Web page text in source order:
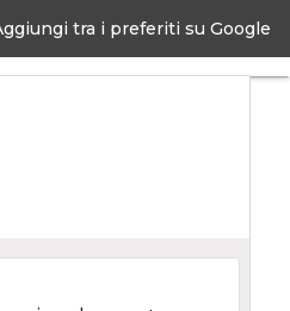
tra i preferiti su Google